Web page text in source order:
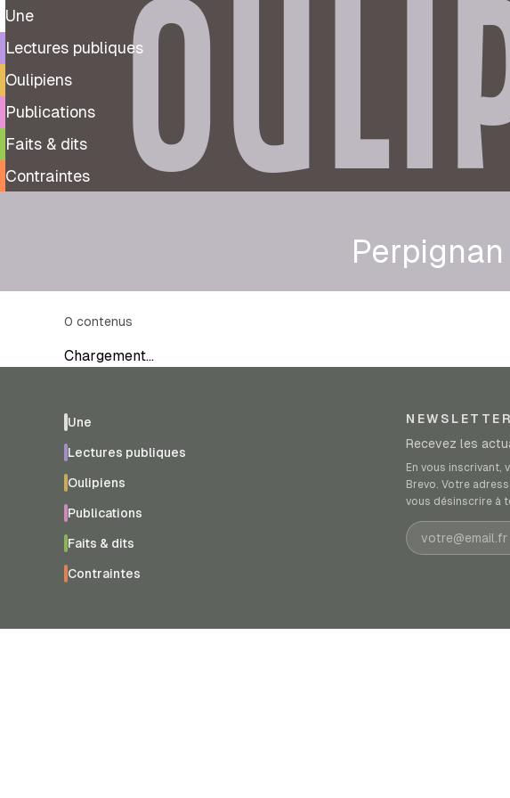
Une
Lectures publiques
Oulipiens
Publications
Faits & dits
Contraintes
Perpignan
0 contenus
Chargement…
Une
Lectures publiques
Oulipiens
Publications
Faits & dits
Contraintes
NEWSLETTER
Recevez les
En vous inscrivant,
Brevo. Votre
vous désinscrire à
Adresse e-mail